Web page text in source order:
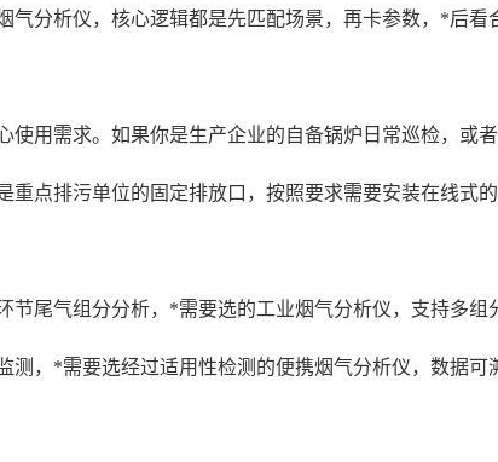
分析仪，核心逻辑都是先匹配场景，再卡参数，*后看
用需求。如果你是生产企业的自备锅炉日常巡检，或
点排污单位的固定排放口，按照要求需要安装在线式
尾气组分分析，*需要选的工业烟气分析仪，支持多
，*需要选经过适用性检测的便携烟气分析仪，数据